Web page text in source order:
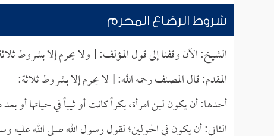
شروط الرضاع المحرم
الشيخ: الآن وقفنا إلى قول المؤلف: [ ولا يحرم إلا بشروط
المقدم: قال المصنف رحمه الله: [ لا يحرم إلا بشروط ثلاثة:
أحدها: أن يكون لبن امرأة، بكراً كانت أو ثيباً في حياتها أو
الثاني: أن يكون في الحولين؛ لقول رسول الله صلى الله عليه